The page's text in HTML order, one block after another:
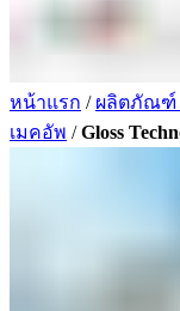
หน้าแรก / ผลิตภัณฑ์
เมคอัพ /Gloss